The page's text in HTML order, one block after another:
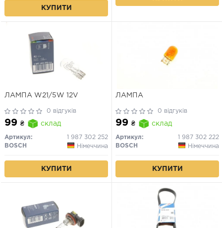
КУПИТИ
ЛАМПА W21/5W 12V
0 відгуків
99 ₴ склад
Артикул:
1 987 302 252
BOSCH
Німеччина
КУПИТИ
ЛАМПА
0 відгуків
99 ₴ склад
Артикул:
1 987 302 222
BOSCH
Німеччина
КУПИТИ